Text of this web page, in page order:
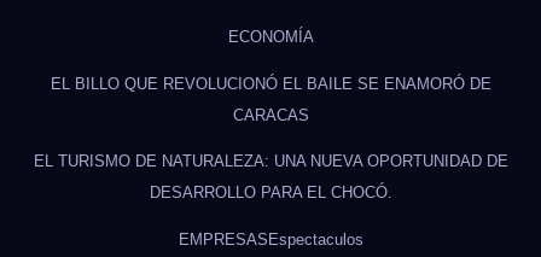
ECONOMÍA
EL BILLO QUE REVOLUCIONÓ EL BAILE SE ENAMORÓ DE
CARACAS
EL TURISMO DE NATURALEZA: UNA NUEVA OPORTUNIDAD DE
DESARROLLO PARA EL CHOCÓ.
EMPRESAS Espectaculos